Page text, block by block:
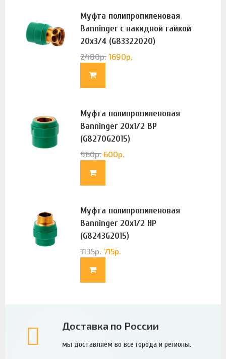
Муфта полипропиленовая
Banninger с накидной гайкой
20х3/4 (G83322020)
2480р. 1690р.
Муфта полипропиленовая
Banninger 20х1/2 ВР
(G8270G2015)
960р. 600р.
Муфта полипропиленовая
Banninger 20х1/2 НР
(G8243G2015)
1135р. 715р.
Доставка по России
мы доставляем во все города и регионы.